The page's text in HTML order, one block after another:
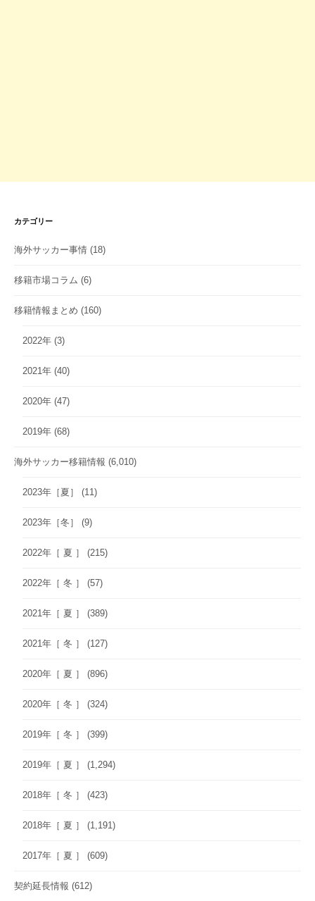
カテゴリー
海外サッカー事情 (18)
移籍市場コラム (6)
移籍情報まとめ (160)
2022年 (3)
2021年 (40)
2020年 (47)
2019年 (68)
海外サッカー移籍情報 (6,010)
2023年［夏］ (11)
2023年［冬］ (9)
2022年［ 夏 ］ (215)
2022年［ 冬 ］ (57)
2021年［ 夏 ］ (389)
2021年［ 冬 ］ (127)
2020年［ 夏 ］ (896)
2020年［ 冬 ］ (324)
2019年［ 冬 ］ (399)
2019年［ 夏 ］ (1,294)
2018年［ 冬 ］ (423)
2018年［ 夏 ］ (1,191)
2017年［ 夏 ］ (609)
契約延長情報 (612)